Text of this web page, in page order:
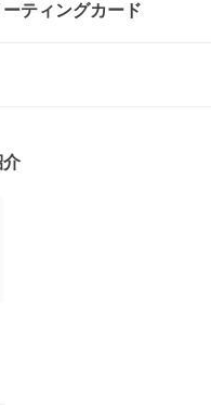
ティングカード
介